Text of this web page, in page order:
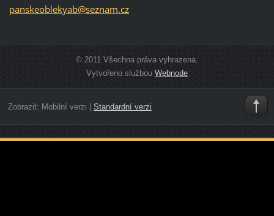
panskeoblekyab@seznam.cz
© 2011 Všechna práva vyhrazena.
Vytvořeno službou Webnode
Zobrazit: Mobilní verzi Standardní verzi